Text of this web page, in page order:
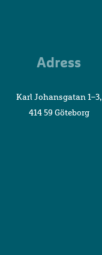
Adress
Karl Johansgatan 1–3,
414 59 Göteborg